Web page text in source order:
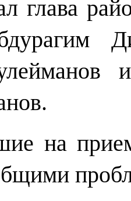
глава
на